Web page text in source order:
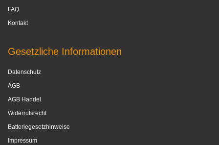
FAQ
Kontakt
Gesetzliche Informationen
Datenschutz
AGB
AGB Handel
Widerrufsrecht
Batteriegesetzhinweise
Impressum